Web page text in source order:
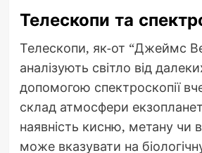
Телескопи та
Телескопи, як-от “Джеймс
аналізують світло від
допомогою спектроскопії
склад атмосфери
наявність кисню, метану чи
може вказувати на